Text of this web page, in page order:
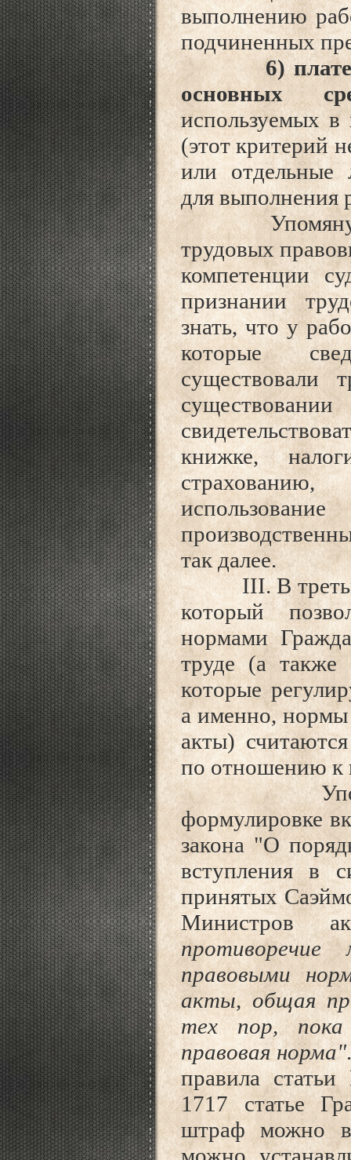
выполнению
подчиненных
6)
основных
используемых в
(этот критерий
или отдельные
для выполнения
Упомянутое
трудовых
компетенции
признании
знать, что у
которые
существовали
книжке,
так далее.
III. В третью
который
нормами
труде (а
которые
а именно, нормы
акты)
по отношению к
формулировке
закона "О
вступления в
принятых
Министров
правовыми
акты, общая
тех пор, пока
правовая норма"
правила
1717 статье
штраф можно